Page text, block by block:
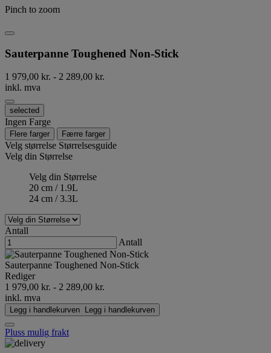
Pinch to zoom
Sauterpanne Toughened Non-Stick
1 979,00 kr. - 2 289,00 kr.
inkl. mva
selected
Ingen Farge
Flere farger Færre farger
Velg størrelse Størrelsesguide
Velg din Størrelse
Velg din Størrelse
20 cm / 1.9L
24 cm / 3.3L
Antall
Antall
Sauterpanne Toughened Non-Stick
Rediger
1 979,00 kr. - 2 289,00 kr.
inkl. mva
Legg i handlekurven Legg i handlekurven
Pluss mulig frakt